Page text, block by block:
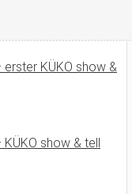
KÜKO show &
show & tell